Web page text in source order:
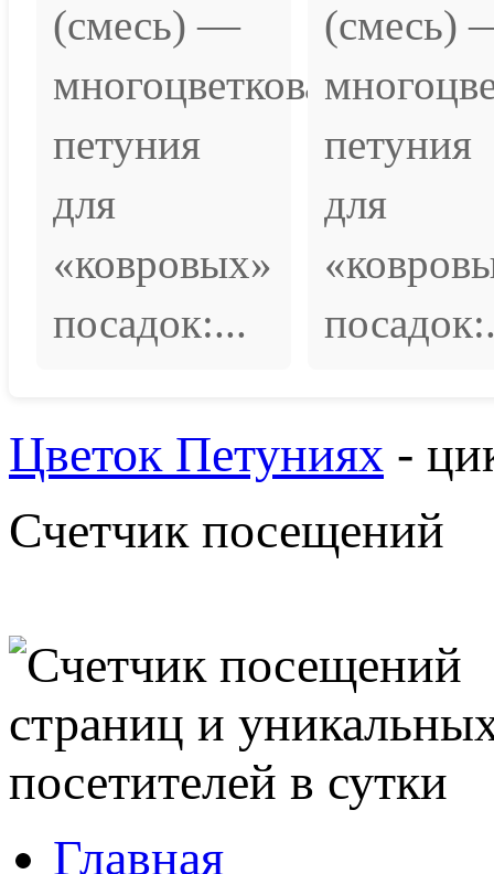
(смесь) —
многоцветковая
петуния
для
«ковровых»
посадок:...
(смесь)
петуния
для
Цветок Петуниях -
Счетчик посещений
Главная